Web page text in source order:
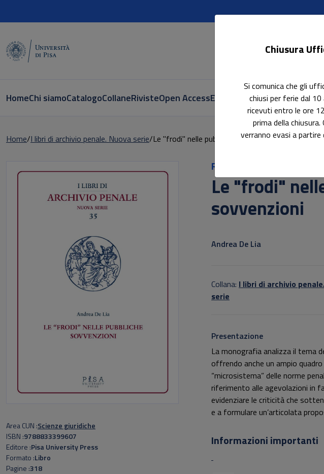
HomeChi siamoCatalogoCollaneRivisteOpen AccessE-book AccessibiliIn
Home I libri di archivio penale. Nuova serie Le "frodi" nelle pubbliche sovvenzioni
Ricerca
Le "frodi"
sovvenzioni
Andrea De Lia
Collana: I libri di archivio
serie
Presentazione
La monografia analizza il tema
offrendo anche un ampio
“microsistema” delle norme
riferimento alle agevolazioni in
evidenziare le criticità che
e a formulare un’articolata
Area CUN Scienze giuridiche
ISBN 9788833399607
Editore Pisa University Press
Formato Libro
Pagine 318
Informazioni importanti
Chiusura
Si comunica che gli
chiusi per ferie dal
ricevuti entro le ore
prima della
verranno evasi a